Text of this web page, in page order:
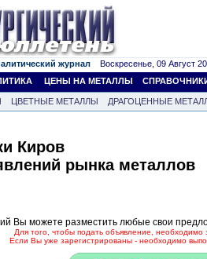
журнал Воскресенье, 09 Август
ЦЕНЫ НА МЕТАЛЛЫ
ЦВЕТНЫЕ МЕТАЛЛЫ
ДРАГОЦЕННЫЕ
Киров
рынка металлов
Вы можете разместить любые свои
Для того, чтобы подать объявление, необходимо
Если Вы уже зарегистрированы - необходимо